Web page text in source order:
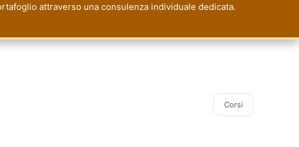
attraverso una consulenza individuale dedicata.
Corsi